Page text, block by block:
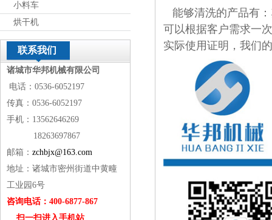
小料车
烘干机
联系我们
诸城市华邦机械有限公司
电话：0536-6052197
传真：0536-6052197
手机：13562646269
18263697867
邮箱： zchbjx@163.com
地址：诸城市密州街道中黄疃
工业园6号
咨询电话：400-6877-867
扫一扫进入手机站
能够清洗的产品有
可以根据客户需求一
实际使用证明，我们